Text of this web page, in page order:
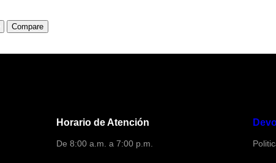
Compare
Horario de Atención
De 8:00 a.m. a 7:00 p.m.